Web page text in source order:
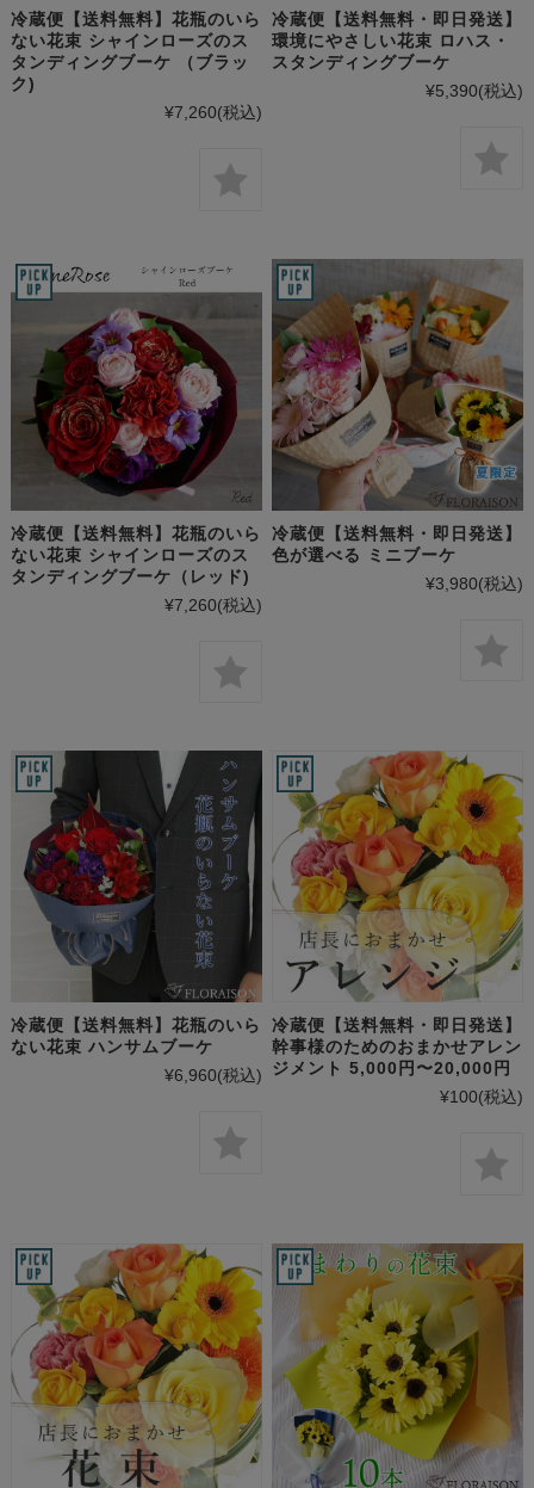
冷蔵便【送料無料】花瓶のいら
ない花束 シャインローズのス
タンディングブーケ （ブラッ
ク)
¥7,260(税込)
冷蔵便【送料無料・即日発送】
環境にやさしい花束 ロハス・
スタンディングブーケ
¥5,390(税込)
冷蔵便【送料無料】花瓶のいら
ない花束 シャインローズのス
タンディングブーケ（レッド)
¥7,260(税込)
冷蔵便【送料無料・即日発送】
色が選べる ミニブーケ
¥3,980(税込)
冷蔵便【送料無料】花瓶のいら
ない花束 ハンサムブーケ
¥6,960(税込)
冷蔵便【送料無料・即日発送】
幹事様のためのおまかせアレン
ジメント 5,000円〜20,000円
¥100(税込)